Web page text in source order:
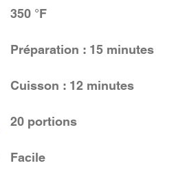
350 °F
Préparation : 15 minutes
Cuisson : 12 minutes
20 portions
Facile